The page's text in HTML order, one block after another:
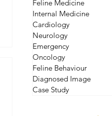
Feline Medicine
Internal Medicine
Cardiology
Neurology
Emergency
Oncology
Feline Behaviour
Diagnosed Image
Case Study